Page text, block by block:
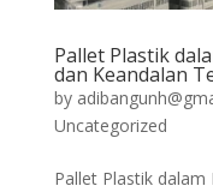
Pallet Plastik
dan Keandalan
by
Uncategorized
Pallet Plastik